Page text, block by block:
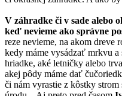
V záhradke či v sade alebo
keď nevieme ako správne
reze nevieme, na akom dreve
kedy máme vysádzať mrkvu
hriadke, aké letničky alebo
akej pôdy máme dať
či nám vyrastie z kôstky